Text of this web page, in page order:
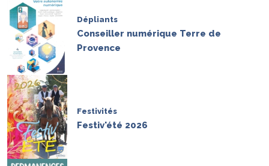
Dépliants
Conseiller numérique Terre de
Provence
Festivités
Festiv'été 2026